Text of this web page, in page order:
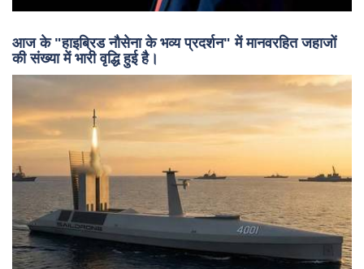
आज के "हाइब्रिड नौसेना के भव्य प्रदर्शन" में मानवरहित जहाजों
की संख्या में भारी वृद्धि हुई है।